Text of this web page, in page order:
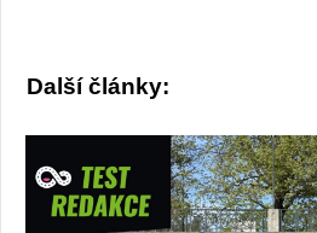
Další články: